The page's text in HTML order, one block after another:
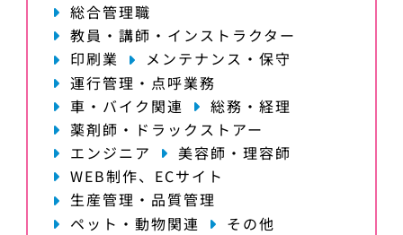
総合管理職
教員・講師・インストラクター
印刷業
メンテナンス・保守
運行管理・点呼業務
車・バイク関連
総務・経理
薬剤師・ドラックストアー
エンジニア
美容師・理容師
WEB制作、ECサイト
生産管理・品質管理
ペット・動物関連
その他